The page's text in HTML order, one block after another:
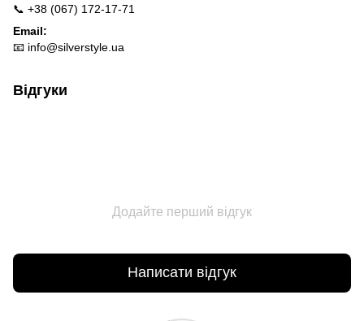
📞 +38 (067) 172-17-71
Email:
📧 info@silverstyle.ua
Відгуки
Додайте перший відгук
Написати відгук